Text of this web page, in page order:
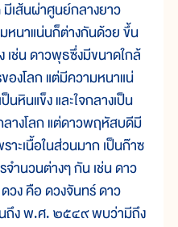
เส้นผ่าศูนย์กลางยาว
หนาแน่นก็ต่างกันด้วย ขึ้น
เช่น ดาวพุธซึ่งมีขนาดใกล้
องโลก แต่มีความหนาแน่
หินแข็ง และใจกลางเป็น
ลางโลก แต่ดาวพฤหัสบดีมี
ะเนื้อในส่วนมาก เป็นก๊าซ
ำนวนต่างๆ กัน เช่น ดาว
วง คือ ดวงจันทร์ ดาว
ถึง พ.ศ. ๒๕๔๙ พบว่ามีถึง